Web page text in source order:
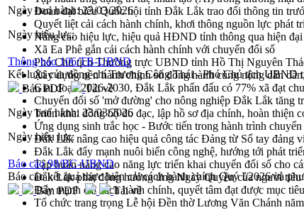
Đoàn đại biểu Quốc hội tỉnh Đắk Lắk trao đổi thông tin
Quyết liệt cải cách hành chính, khơi thông nguồn lực phát
Nâng cao hiệu lực, hiệu quả HĐND tỉnh thông qua hiện đại
Xã Ea Phê gắn cải cách hành chính với chuyển đổi số
Phó Chủ tịch Thường trực UBND tỉnh Hồ Thị Nguyên
Xây dựng nền hành chính số đồng hành cùng nông dân
Giai đoạn 2026-2030, Đắk Lắk phấn đấu có 77% xã đạt
Chuyển đổi số 'mở đường' cho nông nghiệp Đắk Lắk tăng
Triển khai đồng bộ đo đạc, lập hồ sơ địa chính, hoàn thiện
Ứng dụng sinh trắc học - Bước tiến trong hành trình
Đắk Lắk nâng cao hiệu quả công tác Đảng từ Sổ tay đảng
Đắk Lắk đẩy mạnh nuôi biển công nghệ, hướng tới phát
Tập huấn nâng cao năng lực triển khai chuyển đổi số cho
Đắk Lắk phát động hưởng ứng Ngày Quyền của người
Đẩy mạnh cải cách hành chính, quyết tâm đạt được mục
Tổ chức trang trọng Lễ hội Đền thờ Lương Văn Chánh
Ngày ban hành:23/03/2026
Ngày hiệu lực:
Thông báo 106/TB-UBND
Kết luận của đồng chí Trương Công Thái - Phó Chủ tịch UBND
Bản PDF
Tải về
Ngày ban hành: 23/03/2026
Ngày hiệu lực:
Báo cáo 98/BC-UBND
Báo cáo kết quả thực hiện cải cách hành chính Quý I/2026 và
Bản PDF
Tải về